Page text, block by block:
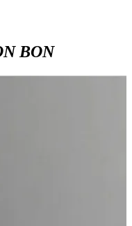
BON